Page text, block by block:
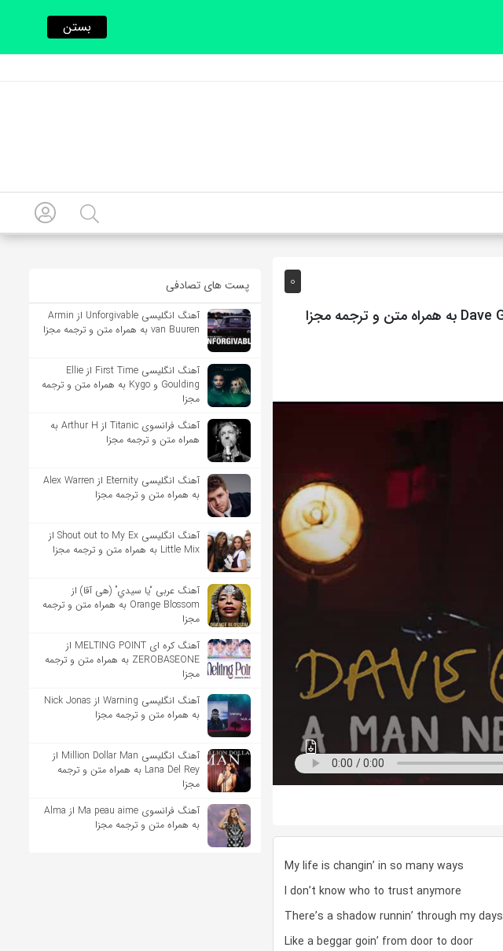
0
My life is changin’ in so many ways
I don’t know who to trust anymore
There’s a shadow runnin’ through my days
Like a beggar goin’ from door to door
پست های تصادفی
آهنگ انگلیسی Unforgivable از Armin
van Buuren به همراه متن و ترجمه مجزا
آهنگ انگلیسی First Time از Ellie
Goulding و Kygo به همراه متن و ترجمه
مجزا
آهنگ فرانسوی Titanic از Arthur H به
همراه متن و ترجمه مجزا
آهنگ انگلیسی Eternity از Alex Warren
به همراه متن و ترجمه مجزا
آهنگ انگلیسی Shout out to My Ex از
Little Mix به همراه متن و ترجمه مجزا
آهنگ عربی “يا سيدي” (هی آقا) از
Orange Blossom به همراه متن و ترجمه
مجزا
آهنگ کره ای MELTING POINT از
ZEROBASEONE به همراه متن و ترجمه
مجزا
آهنگ انگلیسی Warning از Nick Jonas
به همراه متن و ترجمه مجزا
آهنگ انگلیسی Million Dollar Man از
Lana Del Rey به همراه متن و ترجمه
مجزا
آهنگ فرانسوی Ma peau aime از Alma
به همراه متن و ترجمه مجزا
بستن